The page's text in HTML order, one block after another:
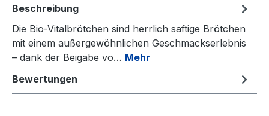
Beschreibung
Die Bio-Vitalbrötchen sind herrlich saftige Brötchen
mit einem außergewöhnlichen Geschmackserlebnis
– dank der Beigabe vo… Mehr
Bewertungen